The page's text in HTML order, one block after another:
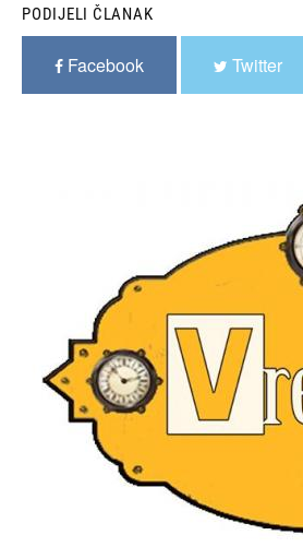
PODIJELI ČLANAK
Facebook Twitter